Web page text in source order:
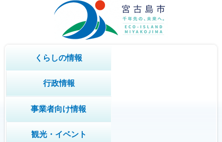
くらしの情報
行政情報
事業者向け情報
観光・イベント